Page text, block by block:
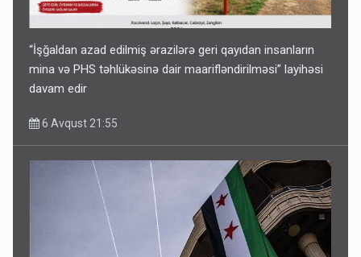
“İşğaldan azad edilmiş ərazilərə geri qayıdan insanların
mina və PHS təhlükəsinə dair maarifləndirilməsi” layihəsi
davam edir
6 Avqust 21:55